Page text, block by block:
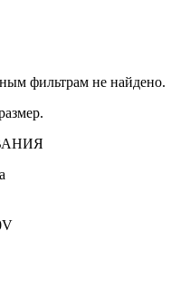
фильтрам не найдено.